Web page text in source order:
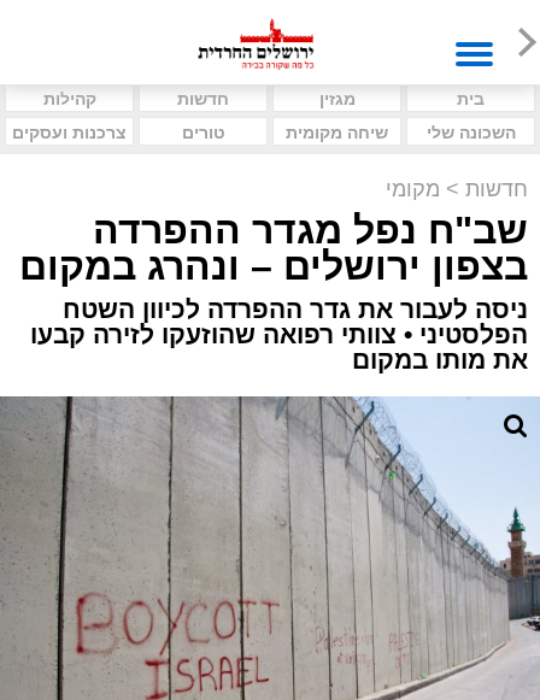
בית מגזין חדשות
קהילות
השכונה שלי
שיחה מקומית טורים צרכנות ועסקים
חדשות > מקומי
שב"ח נפל מגדר ההפרדה
בצפון ירושלים – ונהרג במקום
ניסה לעבור את גדר ההפרדה לכיוון השטח
הפלסטיני • צוותי רפואה שהוזעקו לזירה קבעו
את מותו במקום